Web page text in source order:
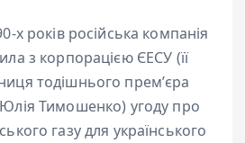
х років російська компанія
з корпорацією ЄЕСУ (її
тодішнього премʼєра
Тимошенко) угоду про
газу для українського